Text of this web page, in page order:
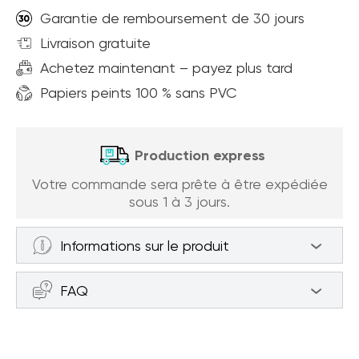
Garantie de remboursement de 30 jours
Livraison gratuite
Achetez maintenant – payez plus tard
Papiers peints 100 % sans PVC
Production express
Votre commande sera prête à être expédiée
sous 1 à 3 jours.
Informations sur le produit
Papier peint Forêt de Betulle (article
a94466 ) de la catégorie Papier peint
FAQ